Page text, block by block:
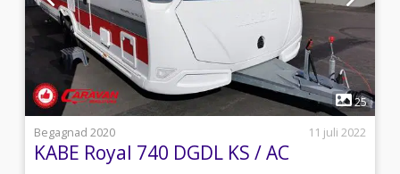
1
25
Begagnad 2020
11 juli 2022
KABE Royal 740 DGDL KS / AC